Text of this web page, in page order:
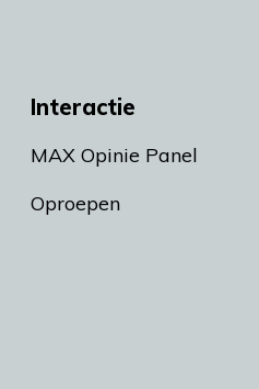
Interactie
MAX Opinie Panel
Oproepen